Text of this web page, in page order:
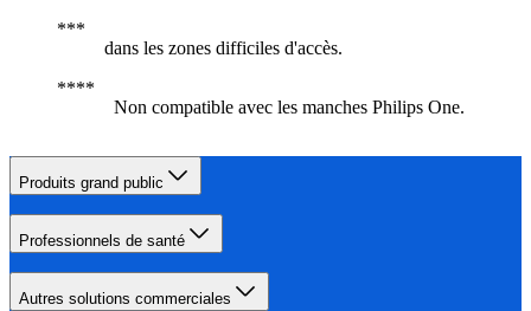
dans les zones difficiles d'accès.
Non compatible avec les manches Philips One.
Produits grand public
Professionnels de santé
Autres solutions commerciales